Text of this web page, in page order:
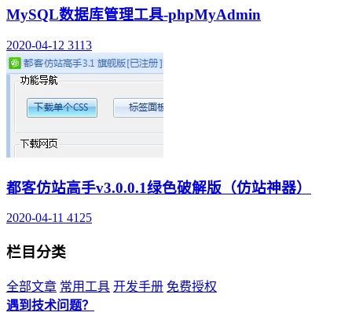
MySQL数据库管理工具-phpMyAdmin
2020-04-12 3113
都客仿站高手v3.0.0.1绿色破解版（仿站神器）
2020-04-11 4125
栏目分类
全部文章 常用工具 开发手册 免费授权
遇到技术问题？